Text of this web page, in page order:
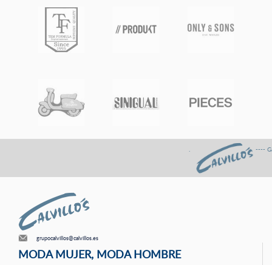
. ---- Gastos de envÍo
grupocalvillos@calvillos.es
MODA MUJER, MODA HOMBRE